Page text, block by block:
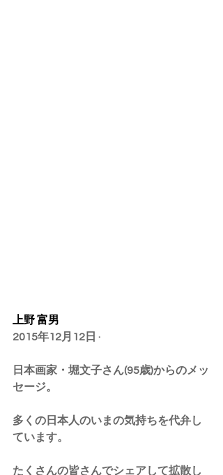
上野 富男
2015年12月12日 ·
日本画家・堀文子さん(95歳)からのメッ
セージ。
多くの日本人のいまの気持ちを代弁し
ています。
たくさんの皆さんでシェアして拡散し